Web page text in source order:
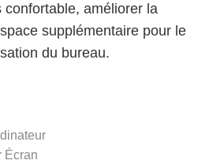
confortable, améliorer la
supplémentaire pour le
du bureau.
Écran